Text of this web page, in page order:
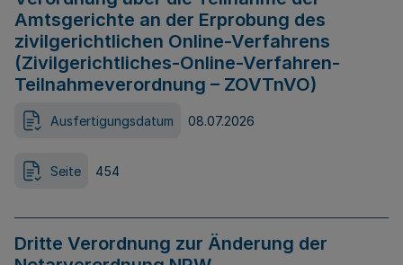
Amtsgerichte an der Erprobung des
zivilgerichtlichen Online-Verfahrens
(Zivilgerichtliches-Online-Verfahren-
Teilnahmeverordnung – ZOVTnVO)
Ausfertigungsdatum 08.07.2026
Seite 454
Dritte Verordnung zur Änderung der